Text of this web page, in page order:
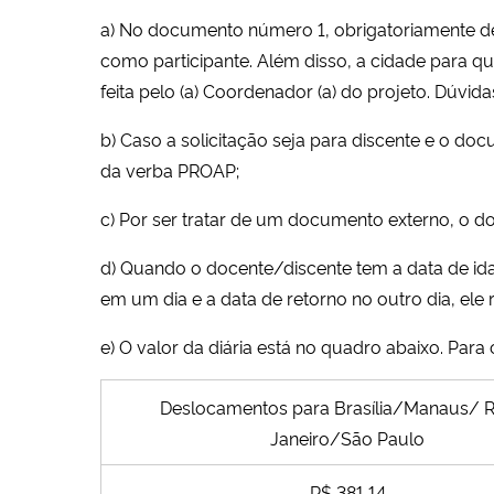
a) No documento número 1, obrigatoriamente
como participante. Além disso, a cidade para
feita pelo (a) Coordenador (a) do projeto.
b) Caso a solicitação seja para discente e o
da verba PROAP;
c) Por ser tratar de um documento externo, o
d) Quando o docente/discente tem a data de
em um dia e a data de retorno no outro dia, ele
e) O valor da diária está no quadro abaixo.
Deslocamentos para Brasília/Manaus/
Janeiro/São Paulo